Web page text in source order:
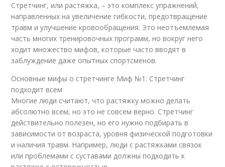
Стретчинг, или растяжка, – это комплекс упражнений,
направленных на увеличение гибкости, предотвращение
травм и улучшение кровообращения. Это неотъемлемая
часть многих тренировочных программ, но вокруг него
ходит множество мифов, которые часто вводят в
заблуждение даже опытных спортсменов.
Основные мифы о стретчинге Миф №1: Стретчинг
подходит всем
Многие люди считают, что растяжку можно делать
абсолютно всем, но это не совсем верно. Стретчинг
действительно полезен, но его нужно подбирать в
зависимости от возраста, уровня физической подготовки
и наличия травм. Например, люди с растяжками связок
или проблемами с суставами должны подходить к